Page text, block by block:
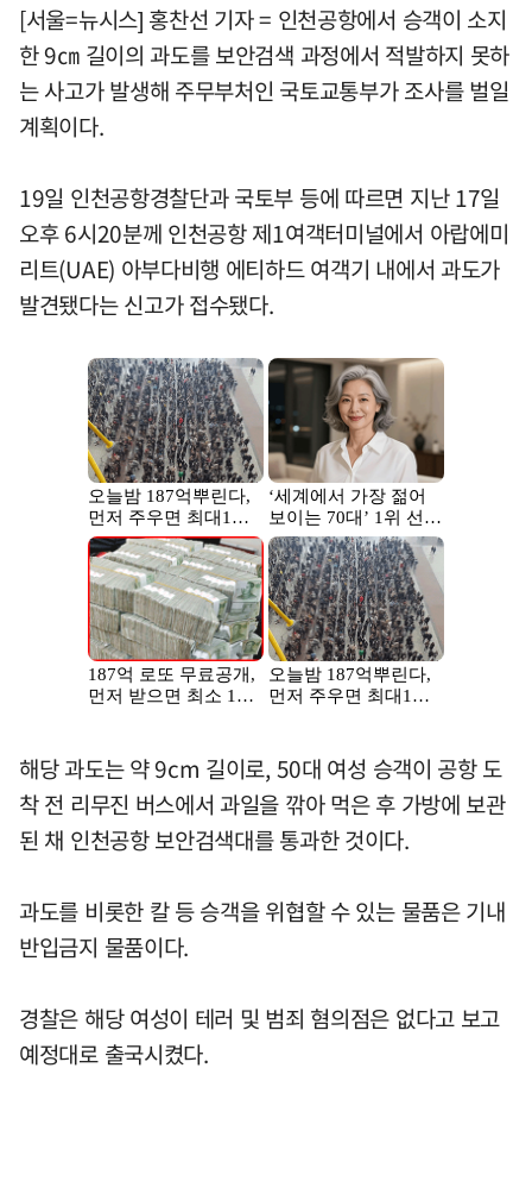
[서울=뉴시스] 홍찬선 기자 = 인천공항에서 승객이 소지
한 9㎝ 길이의 과도를 보안검색 과정에서 적발하지 못하
는 사고가 발생해 주무부처인 국토교통부가 조사를 벌일
계획이다.
19일 인천공항경찰단과 국토부 등에 따르면 지난 17일
오후 6시20분께 인천공항 제1여객터미널에서 아랍에미
리트(UAE) 아부다비행 에티하드 여객기 내에서 과도가
발견됐다는 신고가 접수됐다.
해당 과도는 약 9cm 길이로, 50대 여성 승객이 공항 도
착 전 리무진 버스에서 과일을 깎아 먹은 후 가방에 보관
된 채 인천공항 보안검색대를 통과한 것이다.
과도를 비롯한 칼 등 승객을 위협할 수 있는 물품은 기내
반입금지 물품이다.
경찰은 해당 여성이 테러 및 범죄 혐의점은 없다고 보고
예정대로 출국시켰다.